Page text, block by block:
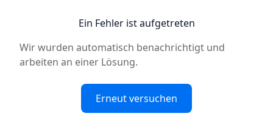
Ein Fehler ist aufgetreten
Wir wurden automatisch benachrichtigt und
arbeiten an einer Lösung.
Erneut versuchen